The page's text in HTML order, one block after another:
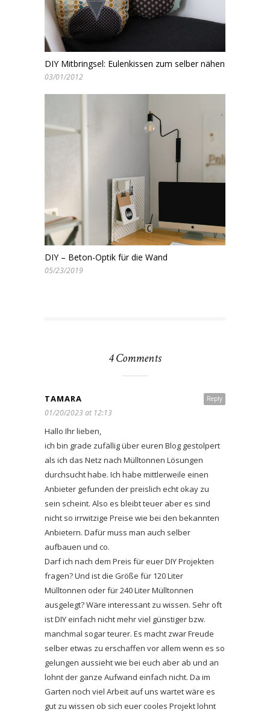
DIY Mitbringsel: Eulenkissen zum selber nähen
03/01/2012
DIY – Beton-Optik für die Wand
05/23/2019
4 Comments
Reply
TAMARA
01/20/2023 at 12:13
Hallo Ihr lieben,
ich bin grade zufällig über euren Blog gestolpert
als ich das Netz nach Mülltonnen Lösungen
durchsucht habe. Ich habe mittlerweile einen
Anbieter gefunden der preislich echt okay zu
sein scheint. Also es bleibt teuer aber es sind
nicht so irrwitzige Preise wie bei den bekannten
Anbietern. Dafür muss man auch selber
aufbauen und co.
Darf ich nach dem Preis für euer DIY Projekten
fragen? Und ist die Größe für 120 Liter
Mülltonnen oder für 240 Liter Mülltonnen
ausgelegt? Wäre interessant zu wissen. Sehr oft
ist DIY einfach nicht mehr viel günstiger bzw.
manchmal sogar teurer. Es macht zwar Freude
selber etwas zu erschaffen vor allem wenn es so
gelungen aussieht wie bei euch aber ab und an
lohnt der ganze Aufwand einfach nicht. Da im
Garten noch viel Arbeit auf uns wartet wäre es
gut zu wissen ob sich euer cooles Projekt lohnt